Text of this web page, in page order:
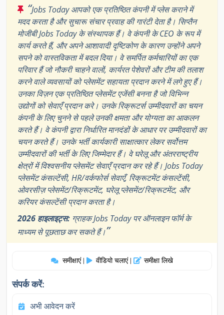
“Jobs Today आपको एक प्रतिष्ठित कंपनी में प्लेस कराने में
मदद करता है और सुचारू संचार प्रवाह की गारंटी देता है। सिप्तैन
मोजीबी Jobs Today के संस्थापक हैं। वे कंपनी के CEO के रूप में
कार्य करते हैं, और अपने आशावादी दृष्टिकोण के कारण उन्होंने अपने
सपने को वास्तविकता में बदल दिया। वे समर्पित कर्मचारियों का एक
परिवार हैं जो नौकरी चाहने वालों, कार्यरत पेशेवरों और टीम की तलाश
करने वाले व्यवसायों को प्लेसमेंट सहायता प्रदान करने में लगे हुए हैं।
उनका विज़न एक प्रतिष्ठित प्लेसमेंट एजेंसी बनना है जो विभिन्न
उद्योगों को सेवाएँ प्रदान करे। उनके रिक्रूटर्स उम्मीदवारों का चयन
कंपनी के लिए चुनने से पहले उनकी क्षमता और योग्यता का आकलन
करते हैं। वे कंपनी द्वारा निर्धारित मानदंडों के आधार पर उम्मीदवारों का
चयन करते हैं। उनके भर्ती कार्यकारी साक्षात्कार लेकर सर्वोत्तम
उम्मीदवारों की भर्ती के लिए जिम्मेदार हैं। वे घरेलू और अंतरराष्ट्रीय
क्षेत्रों में विश्वसनीय प्लेसमेंट सेवाएँ प्रदान कर रहे हैं। Jobs Today
प्लेसमेंट कंसल्टेंसी, HR/वर्कफोर्स सेवाएँ, रिक्रूटमेंट कंसल्टेंसी,
ओवरसीज़ प्लेसमेंट/रिक्रूटमेंट, घरेलू प्लेसमेंट/रिक्रूटमेंट, और
करियर कंसल्टेंसी प्रदान करता है।
2026 हाइलाइट्स: ग्राहक Jobs Today पर ऑनलाइन फॉर्म के
माध्यम से पूछताछ कर सकते हैं।”
समीक्षाएं | वीडियो चलाएं | समीक्षा लिखे
संपर्क करें:
अभी आवेदन करें